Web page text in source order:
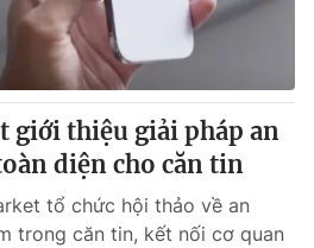
Tấm lòng Việt
Vươn mình bằng AI
VTV8
English
giới thiệu giải pháp an
diện cho căn tin
tổ chức hội thảo về an
trong căn tin, kết nối cơ quan